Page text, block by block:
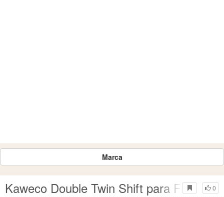
Marca
0
Kaweco Double Twin Shift para Farming